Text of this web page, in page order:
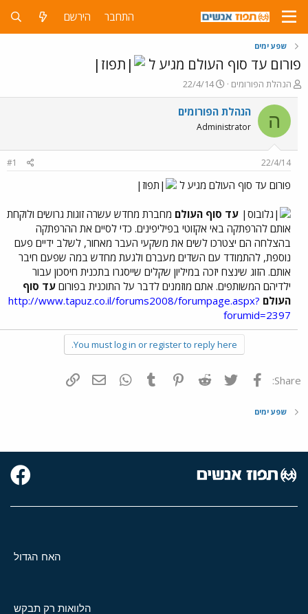
התחבר הירשם
שפע ימים
פורום עד סוף העולם מגיע ל
פ
ו
ת
ח
ה
ש
א
הנהלת הפורומים
פ
ו
ר
ם
ר
22/4/14
ה הנהלת הפורומים
Administrator
22/4/14
#1
פורום עד סוף העולם מגיע ל
עד סוף העולם מחברת מחדש עשרה זוגות גרושים ולוקחת
אותם להרפתקה באי אקזוטי בפיליפינים. כדי לסיים את ההרפתקה
בהצלחה הם יצטרכו לשים את משקעי העבר מאחור, לשלב ידיים פעם
נוספת, להתמודד עם השדים מעברם ולגעת מחדש במה שפעם חיבר
אותם. הזוג שינצח יזכה במיליון שקלים שייסגרו בתכנית חיסכון עבור
ילדיהם המשותפים. אתם מוזמנים לדבר על התוכנית בפורום עד סוף
העולם http://www.tapuz.co.il/forums2008/forumpage.aspx?
forumid=2397
You must log in or register to reply here.
Share: פייסבוק Twitter
Reddit
Pinterest
Tumblr
WhatsAppדואר אלקטרוני
שפע ימים
האח הגדול
הלוואות רק תבקש